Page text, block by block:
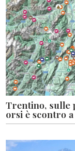
Trentino, sulle
orsi è scontro